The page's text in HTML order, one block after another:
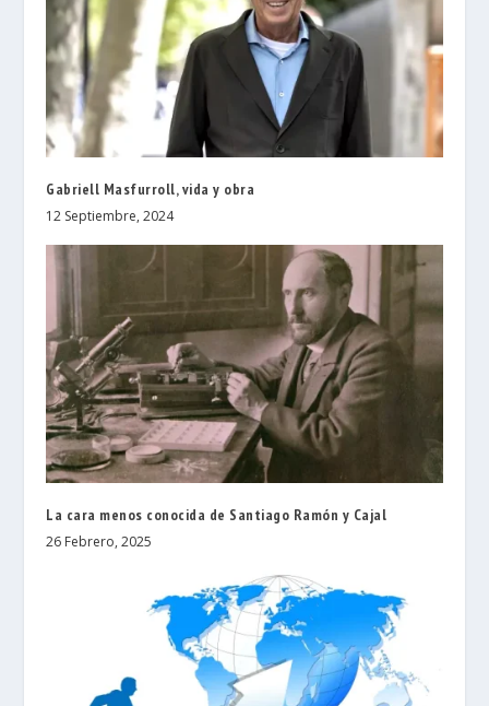
Gabriell Masfurroll, vida y obra
12 Septiembre, 2024
La cara menos conocida de Santiago Ramón y Cajal
26 Febrero, 2025